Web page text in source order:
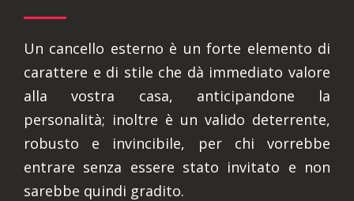
Un cancello esterno è un forte elemento di
carattere e di stile che dà immediato valore
alla vostra casa, anticipandone la
personalità; inoltre è un valido deterrente,
robusto e invincibile, per chi vorrebbe
entrare senza essere stato invitato e non
sarebbe quindi gradito.